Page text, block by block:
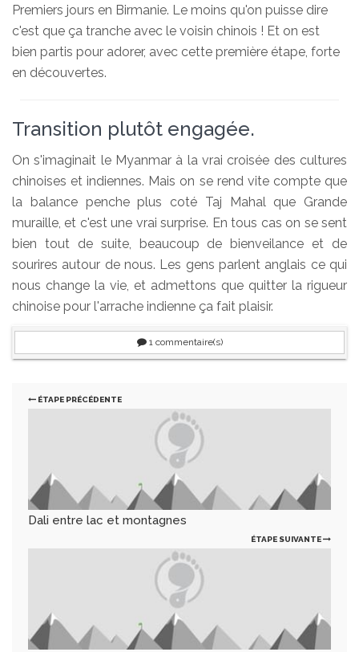
Premiers jours en Birmanie. Le moins qu'on puisse dire
c'est que ça tranche avec le voisin chinois ! Et on est
bien partis pour adorer, avec cette première étape, forte
en découvertes.
Transition plutôt engagée.
On s'imaginait le Myanmar à la vrai croisée des cultures
chinoises et indiennes. Mais on se rend vite compte que
la balance penche plus coté Taj Mahal que Grande
muraille, et c'est une vrai surprise. En tous cas on se sent
bien tout de suite, beaucoup de bienveilance et de
sourires autour de nous. Les gens parlent anglais ce qui
nous change la vie, et admettons que quitter la rigueur
chinoise pour l'arrache indienne ça fait plaisir.
1commentaire(s)
ÉTAPE PRÉCÉDENTE
Dali entre lac et montagnes
ÉTAPE SUIVANTE